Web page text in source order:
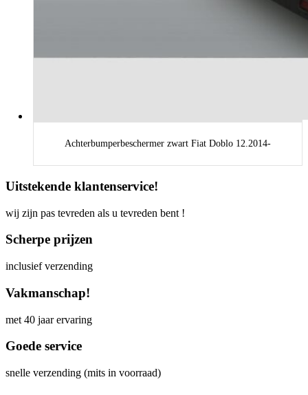
Achterbumperbeschermer zwart Fiat Doblo 12.2014-
Uitstekende klantenservice!
wij zijn pas tevreden als u tevreden bent !
Scherpe prijzen
inclusief verzending
Vakmanschap!
met 40 jaar ervaring
Goede service
snelle verzending (mits in voorraad)